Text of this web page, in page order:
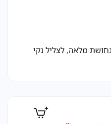
כבל רמקול 2.5 מ"מ MOREL נחושת מלאה, לצליל נקי